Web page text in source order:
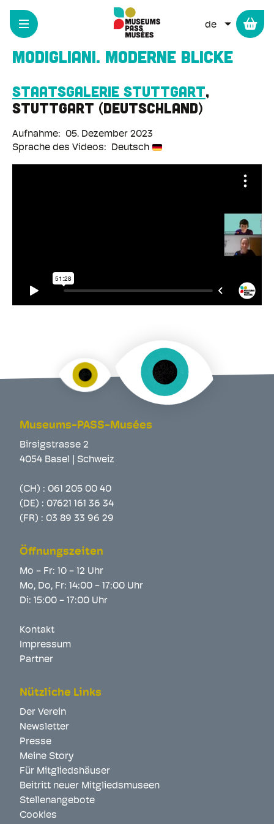
Direkt
Inhalt
WEITERE
Modigliani. Moderne Blicke
Staatsgalerie Stuttgart
Stuttgart Deutschland
Aufnahme
05. Dezember 2023
Sprache des Videos
Deutsch
Museums-PASS-Musées
Birsigstrasse 2
4054 Basel | Schweiz
(CH) : 061 205 00 40
(DE) : 07621 161 36 34
(FR) : 03 89 33 96 29
Öffnungszeiten
Mo - Fr: 10 - 12 Uhr
Mo, Do, Fr: 14:00 - 17:00 Uhr
Di: 15:00 - 17:00 Uhr
Kontakt
Impressum
Partner
Nützliche Links
Der Verein
Newsletter
Presse
Meine Story
Für Mitgliedshäuser
Beitritt neuer Mitgliedsmuseen
Stellenangebote
Cookies